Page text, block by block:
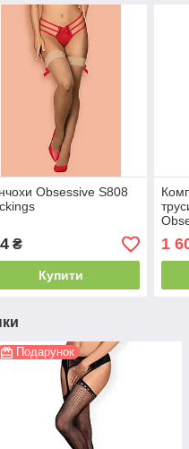
Obsessive S808
₴
Купити
1
Подарунок